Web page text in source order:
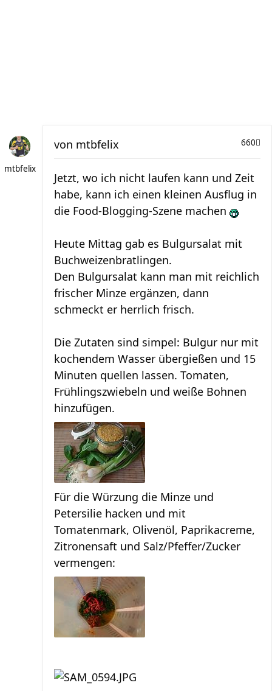
mtbfelix
660
von mtbfelix
Jetzt, wo ich nicht laufen kann und Zeit
habe, kann ich einen kleinen Ausflug in
die Food-Blogging-Szene machen
Heute Mittag gab es Bulgursalat mit
Buchweizenbratlingen.
Den Bulgursalat kann man mit reichlich
frischer Minze ergänzen, dann
schmeckt er herrlich frisch.
Die Zutaten sind simpel: Bulgur nur mit
kochendem Wasser übergießen und 15
Minuten quellen lassen. Tomaten,
Frühlingszwiebeln und weiße Bohnen
hinzufügen.
Für die Würzung die Minze und
Petersilie hacken und mit
Tomatenmark, Olivenöl, Paprikacreme,
Zitronensaft und Salz/Pfeffer/Zucker
vermengen: